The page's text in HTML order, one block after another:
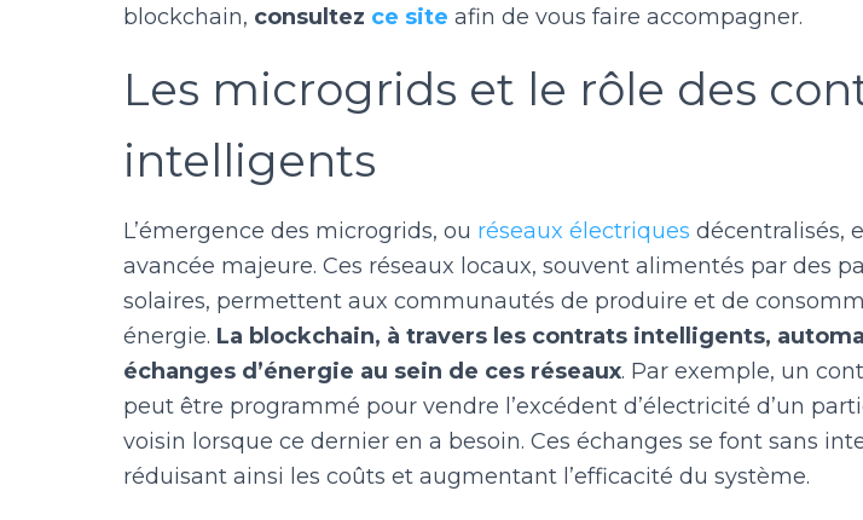
blockchain, consultez ce site afin de vous faire accompagner.
Les microgrids et le rôle des
intelligents
L’émergence des microgrids, ou réseaux électriques décentralisés,
avancée majeure. Ces réseaux locaux, souvent alimentés par des
solaires, permettent aux communautés de produire et de
énergie. La blockchain, à travers les contrats intelligents,
échanges d’énergie au sein de ces réseaux. Par exemple, un
peut être programmé pour vendre l’excédent d’électricité d’un
voisin lorsque ce dernier en a besoin. Ces échanges se font sans
réduisant ainsi les coûts et augmentant l’efficacité du système.